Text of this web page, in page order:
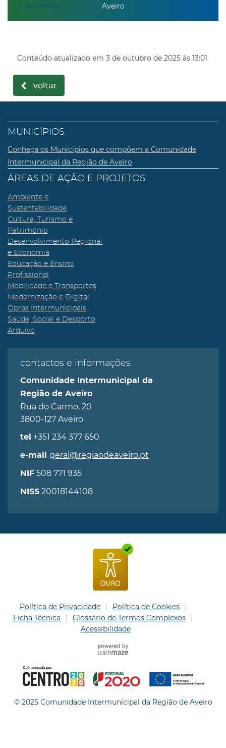
11 dezembro Aveiro
Conteúdo atualizado em 3 de outubro de 2025 às 13:01
voltar
MUNICÍPIOS
Conheça os Municípios que compõem a Comunidade
Intermunicipal da Região de Aveiro
ÁREAS DE AÇÃO E PROJETOS
Ambiente e
Sustentabilidade
Cultura, Turismo e
Património
Desenvolvimento Regional
e Economia
Educação e Ensino
Profissional
Mobilidade e Transportes
Modernização e Digital
Obras Intermunicipais
Saúde, Social e Desporto
Arquivo
contactos e informações
Comunidade Intermunicipal da
Região de Aveiro
Rua do Carmo, 20
3800-127 Aveiro
tel +351 234 377 650
e-mail geral@regiaodeaveiro.pt
NIF 508 771 935
NISS 20018144108
Política de Privacidade
Política de Cookies
Ficha Técnica
Glossário de Termos Complexos
Acessibilidade
© 2025 Comunidade Intermunicipal da Região de Aveiro